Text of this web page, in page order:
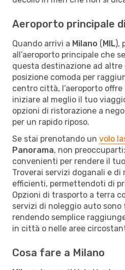
Aeroporto principale
Quando arrivi a Milano (MIL),
all’aeroporto principale che
questa destinazione ad
posizione comoda per
centro città, l’aeroporto
iniziare al meglio il tuo
opzioni di ristorazione a
per un rapido riposo.
Se stai prenotando un volo
Panorama, non preoccuparti:
convenienti per rendere il
Troverai servizi doganali e
efficienti, permettendoti di
Opzioni di trasporto a terra
servizi di noleggio auto
rendendo semplice
in città o nelle aree
Cosa fare a Milano